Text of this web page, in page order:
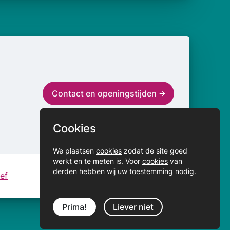
Contact en openingstijden
Cookies
We plaatsen cookies zodat de site goed
werkt en te meten is. Voor cookies van
derden hebben wij uw toestemming nodig.
Prima! Liever niet